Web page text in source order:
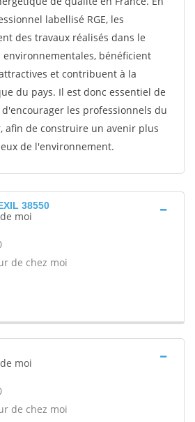
labellisé RGE, les
des travaux réalisés dans le
environnementales, bénéficient
et contribuent à la
du pays. Il est donc essentiel de
les professionnels du
afin de construire un avenir plus
de l'environnement.
38550
moi
de chez moi
moi
de chez moi